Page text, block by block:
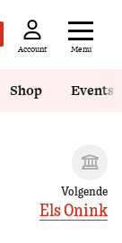
Account Menu
Shop Events
Volgende
Els Onink